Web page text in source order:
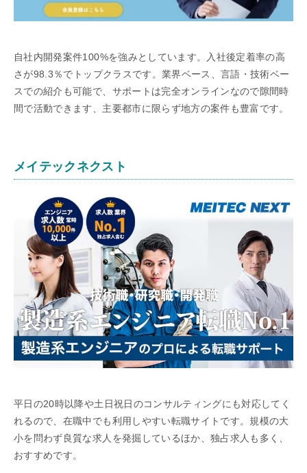
自社内開発案件100%を強みとしています。入社後定着率の高
さが98.3％でトップクラスです。業界ベース、言語・技術ベー
スでの紹介も可能で、サポートは完全オンラインなので隙間時
間で活動できます、主要都市に限らず地方の案件も豊富です。
メイテックネクスト
平日の20時以降や土日祝日のコンサルティングにも対応してく
れるので、在職中でも利用しやすい転職サイトです。規模の大
小を問わず良質な求人を発掘しているほか、独占求人も多く、
おすすめです。